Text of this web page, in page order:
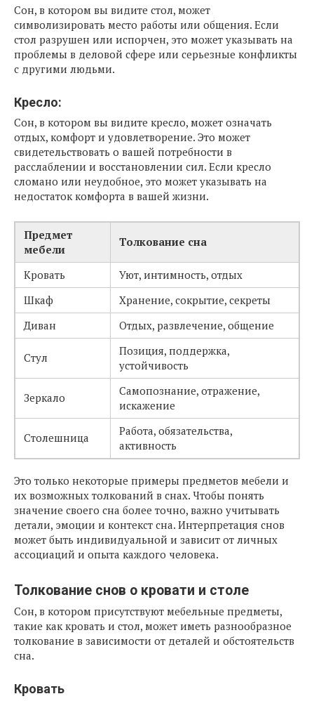
Сон, в котором вы видите стол, может
символизировать место работы или общения. Если
стол разрушен или испорчен, это может указывать на
проблемы в деловой сфере или серьезные конфликты
с другими людьми.
Кресло:
Сон, в котором вы видите кресло, может означать
отдых, комфорт и удовлетворение. Это может
свидетельствовать о вашей потребности в
расслаблении и восстановлении сил. Если кресло
сломано или неудобное, это может указывать на
недостаток комфорта в вашей жизни.
Предмет
мебели
Толкование сна
Кровать
Уют, интимность, отдых
Шкаф
Хранение, сокрытие, секреты
Диван
Отдых, развлечение, общение
Стул
Позиция, поддержка,
устойчивость
Зеркало
Самопознание, отражение,
искажение
Столешница
Работа, обязательства,
активность
Это только некоторые примеры предметов мебели и
их возможных толкований в снах. Чтобы понять
значение своего сна более точно, важно учитывать
детали, эмоции и контекст сна. Интерпретация снов
может быть индивидуальной и зависит от личных
ассоциаций и опыта каждого человека.
Толкование снов о кровати и столе
Сон, в котором присутствуют мебельные предметы,
такие как кровать и стол, может иметь разнообразное
толкование в зависимости от деталей и обстоятельств
сна.
Кровать